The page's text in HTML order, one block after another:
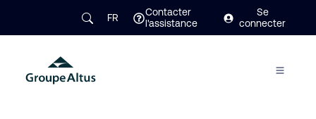
FR
Contacter
l'assistance
Se
connecter